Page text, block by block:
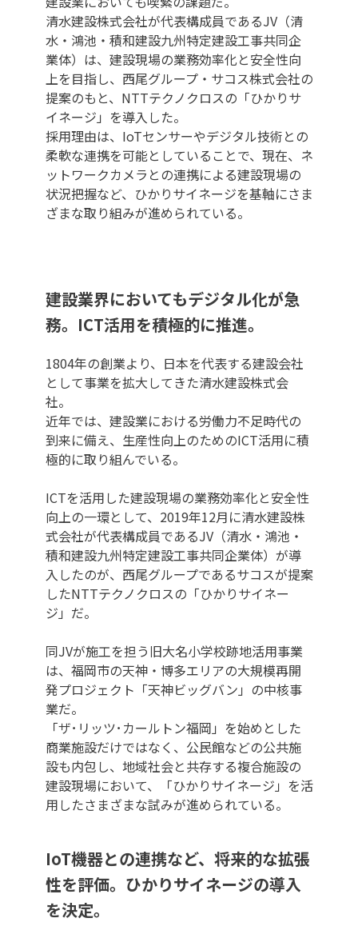
清水建設株式会社が代表構成員であるJV（清
水・鴻池・積和建設九州特定建設工事共同企
業体）は、建設現場の業務効率化と安全性向
上を目指し、西尾グループ・サコス株式会社の
提案のもと、NTTテクノクロスの「ひかりサ
イネージ」を導入した。
採用理由は、IoTセンサーやデジタル技術との
柔軟な連携を可能としていることで、現在、ネ
ットワークカメラとの連携による建設現場の
状況把握など、ひかりサイネージを基軸にさま
ざまな取り組みが進められている。
建設業界においてもデジタル化が急
務。ICT活用を積極的に推進。
1804年の創業より、日本を代表する建設会社
として事業を拡大してきた清水建設株式会
社。
近年では、建設業における労働力不足時代の
到来に備え、生産性向上のためのICT活用に積
極的に取り組んでいる。
ICTを活用した建設現場の業務効率化と安全性
向上の一環として、2019年12月に清水建設株
式会社が代表構成員であるJV（清水・鴻池・
積和建設九州特定建設工事共同企業体）が導
入したのが、西尾グループであるサコスが提案
したNTTテクノクロスの「ひかりサイネー
ジ」だ。
同JVが施工を担う旧大名小学校跡地活用事業
は、福岡市の天神・博多エリアの大規模再開
発プロジェクト「天神ビッグバン」の中核事
業だ。
「ザ･リッツ･カールトン福岡」を始めとした
商業施設だけではなく、公民館などの公共施
設も内包し、地域社会と共存する複合施設の
建設現場において、「ひかりサイネージ」を活
用したさまざまな試みが進められている。
IoT機器との連携など、将来的な拡張
性を評価。ひかりサイネージの導入
を決定。